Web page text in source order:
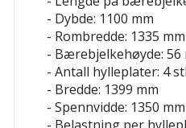
- Dybde: 1100 mm
- Rombredde: 1335 mm
- Bærebjelkehøyde: 56
- Antall hylleplater: 4
- Bredde: 1399 mm
- Spennvidde: 1350 mm
- Belastning per